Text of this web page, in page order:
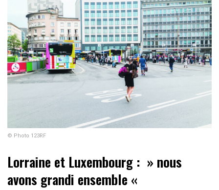
© Photo 123RF
Lorraine et Luxembourg : » nous
avons grandi ensemble «